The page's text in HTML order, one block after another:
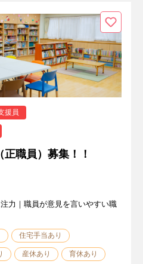
援員
正職員）募集！！
力｜職員が意見を言いやすい職
住宅手当あり
産休あり 育休あり